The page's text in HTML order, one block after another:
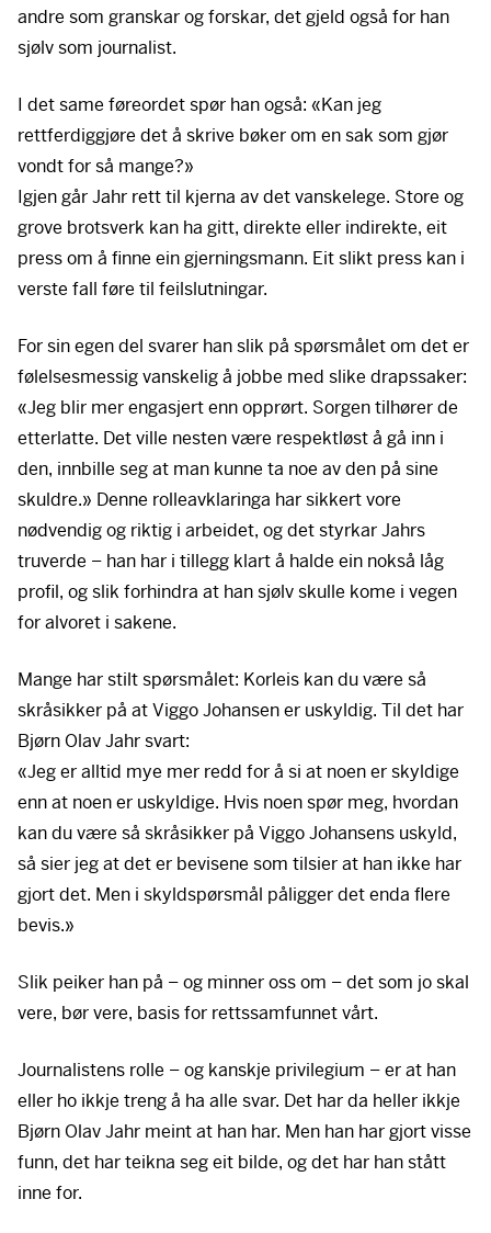
andre som granskar og forskar, det gjeld også for han
sjølv som journalist.
I det same føreordet spør han også: «Kan jeg
rettferdiggjøre det å skrive bøker om en sak som gjør
vondt for så mange?»
Igjen går Jahr rett til kjerna av det vanskelege. Store og
grove brotsverk kan ha gitt, direkte eller indirekte, eit
press om å finne ein gjerningsmann. Eit slikt press kan i
verste fall føre til feilslutningar.
For sin egen del svarer han slik på spørsmålet om det er
følelsesmessig vanskelig å jobbe med slike drapssaker:
«Jeg blir mer engasjert enn opprørt. Sorgen tilhører de
etterlatte. Det ville nesten være respektløst å gå inn i
den, innbille seg at man kunne ta noe av den på sine
skuldre.» Denne rolleavklaringa har sikkert vore
nødvendig og riktig i arbeidet, og det styrkar Jahrs
truverde – han har i tillegg klart å halde ein nokså låg
profil, og slik forhindra at han sjølv skulle kome i vegen
for alvoret i sakene.
Mange har stilt spørsmålet: Korleis kan du være så
skråsikker på at Viggo Johansen er uskyldig. Til det har
Bjørn Olav Jahr svart:
«Jeg er alltid mye mer redd for å si at noen er skyldige
enn at noen er uskyldige. Hvis noen spør meg, hvordan
kan du være så skråsikker på Viggo Johansens uskyld,
så sier jeg at det er bevisene som tilsier at han ikke har
gjort det. Men i skyldspørsmål påligger det enda flere
bevis.»
Slik peiker han på – og minner oss om – det som jo skal
vere, bør vere, basis for rettssamfunnet vårt.
Journalistens rolle – og kanskje privilegium – er at han
eller ho ikkje treng å ha alle svar. Det har da heller ikkje
Bjørn Olav Jahr meint at han har. Men han har gjort visse
funn, det har teikna seg eit bilde, og det har han stått
inne for.